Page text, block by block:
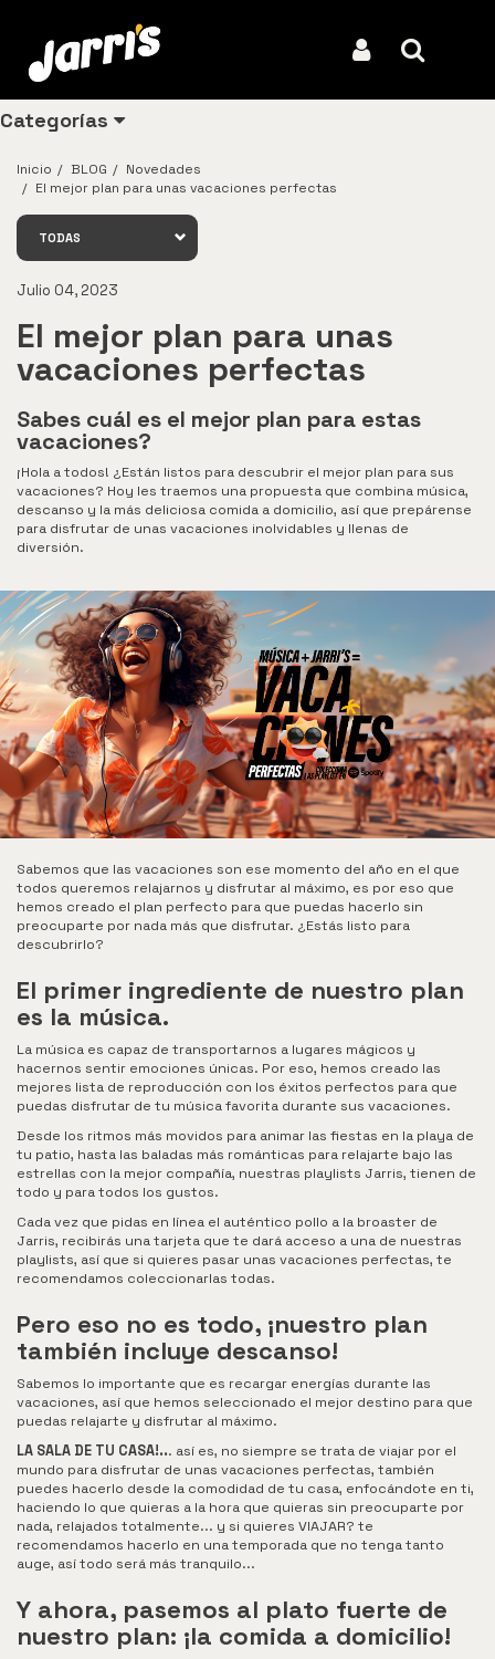
Categorías
ENTÉRATE DE TODO
Inicio BLOG
Novedades
El mejor plan para unas vacaciones perfectas
TODAS
Julio 04, 2023
El mejor plan para unas
vacaciones perfectas
Sabes cuál es el mejor plan para estas
vacaciones?
¡Hola a todos! ¿Están listos para descubrir el mejor plan para sus
vacaciones? Hoy les traemos una propuesta que combina música,
descanso y la más deliciosa comida a domicilio, así que prepárense
para disfrutar de unas vacaciones inolvidables y llenas de
diversión.
Sabemos que las vacaciones son ese momento del año en el que
todos queremos relajarnos y disfrutar al máximo, es por eso que
hemos creado el plan perfecto para que puedas hacerlo sin
preocuparte por nada más que disfrutar. ¿Estás listo para
descubrirlo?
El primer ingrediente de nuestro plan
es la música.
La música es capaz de transportarnos a lugares mágicos y
hacernos sentir emociones únicas. Por eso, hemos creado las
mejores lista de reproducción con los éxitos perfectos para que
puedas disfrutar de tu música favorita durante sus vacaciones.
Desde los ritmos más movidos para animar las fiestas en la playa de
tu patio, hasta las baladas más románticas para relajarte bajo las
estrellas con la mejor compañía, nuestras playlists Jarris, tienen de
todo y para todos los gustos.
Cada vez que pidas en línea el auténtico pollo a la broaster de
Jarris, recibirás una tarjeta que te dará acceso a una de nuestras
playlists, así que si quieres pasar unas vacaciones perfectas, te
recomendamos coleccionarlas todas.
Pero eso no es todo, ¡nuestro plan
también incluye descanso!
Sabemos lo importante que es recargar energías durante las
vacaciones, así que hemos seleccionado el mejor destino para que
puedas relajarte y disfrutar al máximo.
LA SALA DE TU CASA!... así es, no siempre se trata de viajar por el
mundo para disfrutar de unas vacaciones perfectas, también
puedes hacerlo desde la comodidad de tu casa, enfocándote en ti,
haciendo lo que quieras a la hora que quieras sin preocuparte por
nada, relajados totalmente... y si quieres VIAJAR? te
recomendamos hacerlo en una temporada que no tenga tanto
auge, así todo será más tranquilo...
Y ahora, pasemos al plato fuerte de
nuestro plan: ¡la comida a domicilio!
Ver todos
los
productos
más
vendidos
Combos
Ligeros
Jarris
Hamburguesas
Alitas
Acompañantes
Apanados
Especiales
Bebidas
Menú
infantil
Promociones